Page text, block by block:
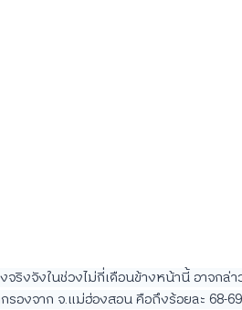
ริงจังในช่วงไม่กี่เดือนข้างหน้านี้ อาจกล่า
องจาก จ.แม่ฮ่องสอน คือถึงร้อยละ 68-